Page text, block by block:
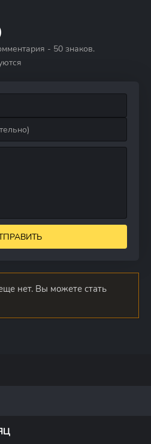
- 50 знаков.
нет. Вы можете стать